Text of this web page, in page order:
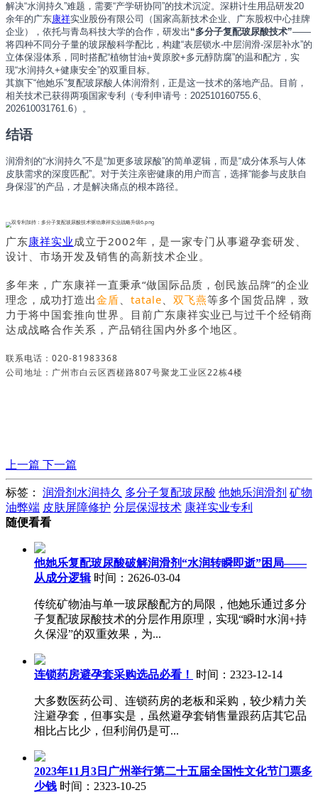
解决“水润持久”难题，需要“产学研协同”的技术沉淀。深耕计生用品研发20
余年的广东康祥实业股份有限公司（国家高新技术企业、广东股权中心挂牌
企业），依托与青岛科技大学的合作，研发出 “多分子复配玻尿酸技术”——
将四种不同分子量的玻尿酸科学配比，构建“表层锁水-中层润滑-深层补水”的
立体保湿体系，同时搭配“植物甘油+黄原胶+多元醇防腐”的温和配方，实
现“水润持久+健康安全”的双重目标。
其旗下“他她乐”复配玻尿酸人体润滑剂，正是这一技术的落地产品。目前，
相关技术已获得两项国家专利（专利申请号：202510160755.6、
202610031761.6）。
结语
润滑剂的“水润持久”不是“加更多玻尿酸”的简单逻辑，而是“成分体系与人体
皮肤需求的深度匹配”。对于关注亲密健康的用户而言，选择“能参与皮肤自
身保湿”的产品，才是解决痛点的根本路径。
广东康祥实业 成立于2002年，是一家专门从事避孕套研发、
设计、市场开发及销售的高新技术企业。
多年来，广东康祥一直秉承“做国际品质，创民族品牌”的企业
理念，成功打造出金盾 tatale 双飞燕等多个国货品牌，致
力于将中国套推向世界。目前广东康祥实业已与过千个经销商
达成战略合作关系，产品销往国内外多个地区。
联系电话：020-81983368
公司地址：广州市白云区西槎路807号聚龙工业区22栋4楼
上一篇 下一篇
标签： 润滑剂水润持久 多分子复配玻尿酸 他她乐润滑剂 矿物
油弊端 皮肤屏障修护 分层保湿技术 康祥实业专利
随便看看
他她乐复配玻尿酸破解润滑剂“水润转瞬即逝”困局——
从成分逻辑 时间：2626-03-04
传统矿物油与单一玻尿酸配方的局限，他她乐通过多分
子复配玻尿酸技术的分层作用原理，实现“瞬时水润+持
久保湿”的双重效果，为...
连锁药房避孕套采购选品必看！ 时间：2323-12-14
大多数医药公司、连锁药房的老板和采购，较少精力关
注避孕套，但事实是，虽然避孕套销售量跟药店其它品
相比占比少，但利润仍是可...
2023年11月3日广州举行第二十五届全国性文化节门票多
少钱 时间：2323-10-25